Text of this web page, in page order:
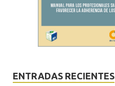
ENTRADAS RECIENTES